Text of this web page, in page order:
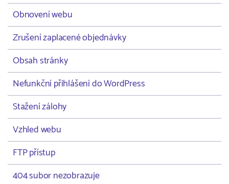
Obnovení webu
Zrušení zaplacené objednávky
Obsah stránky
Nefunkční přihlášení do WordPress
Stažení zálohy
Vzhled webu
FTP přístup
404 subor nezobrazuje